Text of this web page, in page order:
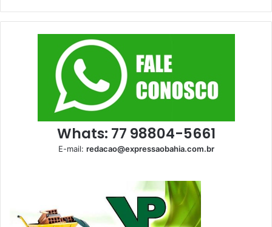
Whats: 77 98804-5661
E-mail: redacao@expressaobahia.com.br